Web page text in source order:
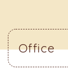
Office